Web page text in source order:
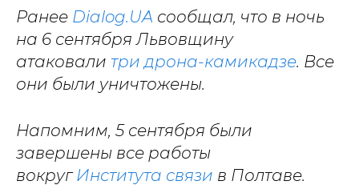
Ранее Dialog.UA сообщал, что в ночь
на 6 сентября Львовщину
атаковали три дрона-камикадзе. Все
они были уничтожены.
Напомним, 5 сентября были
завершены все работы
вокругИнститута связи в Полтаве.